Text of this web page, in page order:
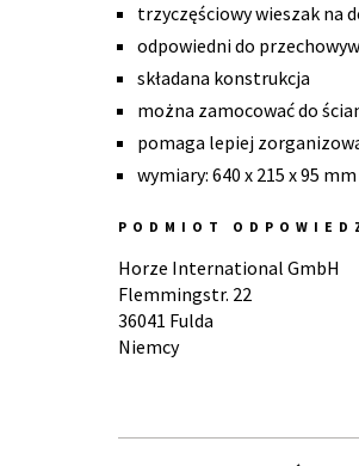
trzyczęściowy wieszak na
odpowiedni do
składana konstrukcja
można zamocować do
pomaga lepiej
wymiary: 640 x 215 x 95 mm
PODMIOT
Horze International GmbH
Flemmingstr. 22
36041 Fulda
Niemcy